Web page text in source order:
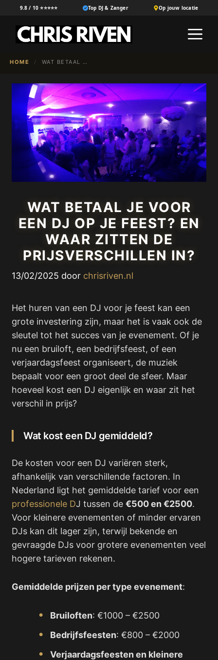
9.8 / 10 ⭐⭐⭐⭐⭐ Top DJ & Zanger Op jouw locatie
HOME / WAT BETAAL JE VOOR EEN DJ OP JE FEEST? EN WAAR ZITTEN DE PRIJSVERSCHILLEN IN?
WAT BETAAL JE VOOR
EEN DJ OP JE FEEST? EN
WAAR ZITTEN DE
PRIJSVERSCHILLEN IN?
13/02/2025 door chrisriven.nl
Het huren van een DJ voor je feest kan een
grote investering zijn, maar het is vaak ook de
sleutel tot het succes van je evenement. Of je
nu een bruiloft, een bedrijfsfeest, of een
verjaardagsfeest organiseert, de muziek
bepaalt voor een groot deel de sfeer. Maar
hoeveel kost een DJ eigenlijk en waar zit het
verschil in prijs?
Wat kost een DJ gemiddeld?
De kosten voor een DJ variëren sterk,
afhankelijk van verschillende factoren. In
Nederland ligt het gemiddelde tarief voor een
professionele DJ tussen de €500 en €2500.
Voor kleinere evenementen of minder ervaren
DJs kan dit lager zijn, terwijl bekende en
gevraagde DJs voor grotere evenementen veel
hogere tarieven rekenen.
Gemiddelde prijzen per type evenement:
Bruiloften: €1000 – €2500
Bedrijfsfeesten: €800 – €2000
Verjaardagsfeesten en kleinere